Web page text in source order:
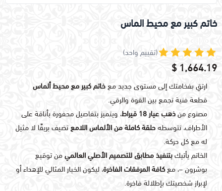
خاتم كبير مع محيط الماس
(تقييم واحد)
1,664.19 $
ارتقِ بفخامتك إلى مستوى جديد معخاتم كبير مع محيط ألماس
قطعة فنية تجمع بين القوة والرقي.
مصنوع منذهب عيار 18 قيراط
، ويتميز بتفاصيل محفورة بأناقة على
الأطراف، تتوسطهحلقة كاملة من الألماس اللامعتضيف بريقًا لا مثيل
له مع كل حركة.
الخاتم يأتيكبتنفيذ مطابق للتصميم الأصلي العالميمن توقيع
بوشرون –، معكافة المرفقات الفاخرة، ليكون الخيار المثالي للإهداء أو
لإبراز شخصيتك بإطلالة فاخرة.